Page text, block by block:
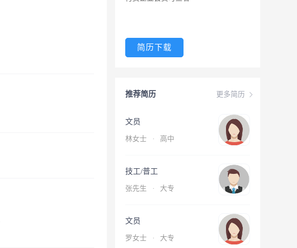
简历下载
更多简历
推荐简历
文员
林女士 · 高中
技工/普工
张先生 · 大专
文员
罗女士 · 大专